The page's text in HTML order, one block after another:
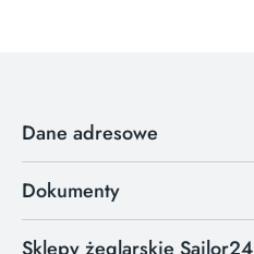
Dane adresowe
Dokumenty